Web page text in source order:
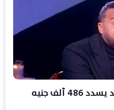
للإفراج عنه.. إبراهيم سعيد يسدد 486 ألف جنيه